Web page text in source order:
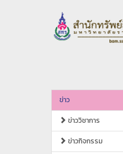
ข่าว
ข่าววิชาการ
ข่าวกิจกรรม